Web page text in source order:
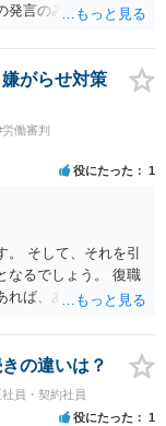
発言のみで大きく不
がらせ対策
労働審判
役にたった 1
。 そして、それを引
なるでしょう。 復職
れば、あなたがご自
、出勤日時の設定く
の違いは？
社員・契約社員
役にたった 1